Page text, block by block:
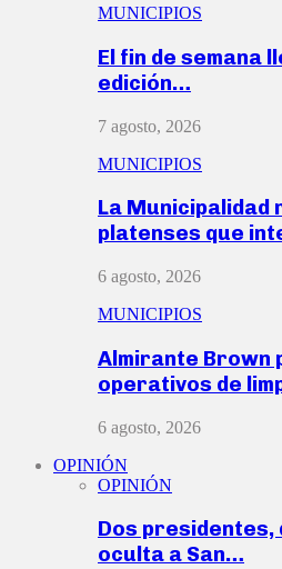
MUNICIPIOS
El fin de semana
edición…
7 agosto, 2026
MUNICIPIOS
La Municipalidad
platenses que
6 agosto, 2026
MUNICIPIOS
Almirante Brown
operativos de
6 agosto, 2026
OPINIÓN
OPINIÓN
Dos presidentes,
oculta a San…